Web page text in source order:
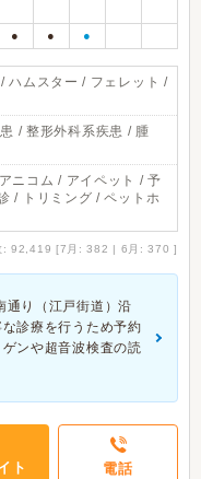
● ● ●
ハムスター / フェレット /
/ 整形外科系疾患 / 腫
ニコム / アイペット / 予
/ トリミング / ペットホ
: 92,419 [7月: 382 | 6月: 370 ]
通り（江戸街道）沿
診療を行うため予約
ンや超音波検査の読
ト 電話